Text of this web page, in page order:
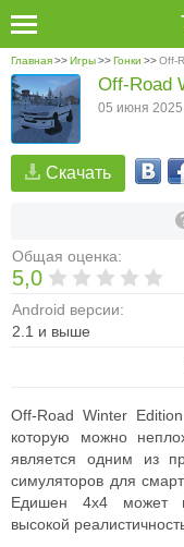
Главная>>Игры>>Гонки >>Off-
Скачать
Общая оценка:
5,0
Android версии:
2.1 и выше
Off-Road
05 июня
Off-Road Winter
которую можно
является одним из
симуляторов для
Едишен 4х4 может
высокой